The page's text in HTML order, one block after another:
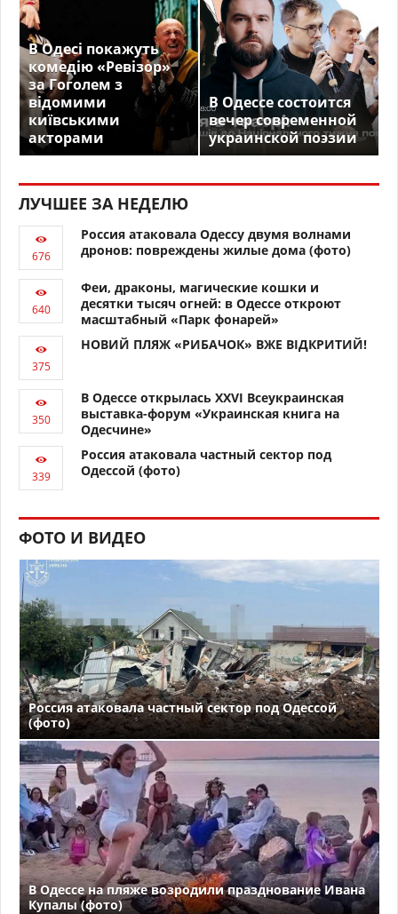
В Одесі покажуть
комедію «Ревізор»
за Гоголем з
відомими
київськими
акторами
В Одессе состоится
вечер современной
украинской поэзии
ЛУЧШЕЕ ЗА НЕДЕЛЮ
Россия атаковала Одессу двумя волнами
дронов: повреждены жилые дома (фото)
Феи, драконы, магические кошки и
десятки тысяч огней: в Одессе откроют
масштабный «Парк фонарей»
НОВИЙ ПЛЯЖ «РИБАЧОК» ВЖЕ ВІДКРИТИЙ!
В Одессе открылась XXVI Всеукраинская
выставка-форум «Украинская книга на
Одесчине»
Россия атаковала частный сектор под
Одессой (фото)
ФОТО И ВИДЕО
Россия атаковала частный сектор под Одессой
(фото)
В Одессе на пляже возродили празднование Ивана
Купалы (фото)